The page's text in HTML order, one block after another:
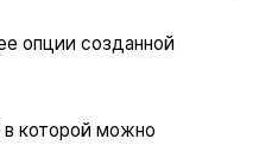
опции созданной
которой можно